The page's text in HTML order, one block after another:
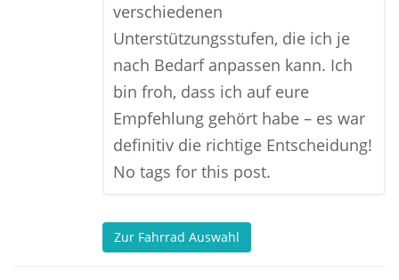
verschiedenen
Unterstützungsstufen, die ich je
nach Bedarf anpassen kann. Ich
bin froh, dass ich auf eure
Empfehlung gehört habe – es war
definitiv die richtige Entscheidung!
No tags for this post.
Zur Fahrrad Auswahl